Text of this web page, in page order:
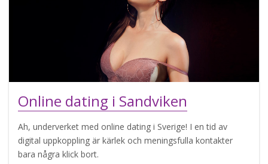
Online dating i Sandviken
Ah, underverket med online dating i Sverige! I en tid av
digital uppkoppling är kärlek och meningsfulla kontakter
bara några klick bort.